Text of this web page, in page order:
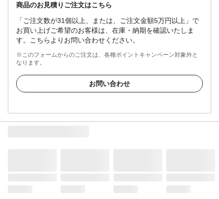
商品のお見積りご注文はこちら
「ご注文数が31個以上、または、ご注文金額5万円以上」で
お買い上げご希望のお客様は、在庫・納期を確認いたしま
す。こちらよりお問い合わせください。
※このフォームからのご注文は、各種ポイントキャンペーン対象外と
なります。
お問い合わせ